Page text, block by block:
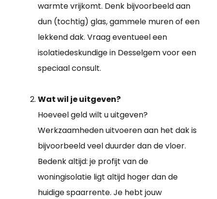
warmte vrijkomt. Denk bijvoorbeeld aan
dun (tochtig) glas, gammele muren of een
lekkend dak. Vraag eventueel een
isolatiedeskundige in Desselgem voor een
speciaal consult.
Wat wil je uitgeven?
Hoeveel geld wilt u uitgeven?
Werkzaamheden uitvoeren aan het dak is
bijvoorbeeld veel duurder dan de vloer.
Bedenk altijd: je profijt van de
woningisolatie ligt altijd hoger dan de
huidige spaarrente. Je hebt jouw